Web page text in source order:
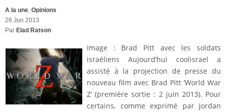
A la une, Opinions
26 Jun 2013
Par Elad Ratson
Image : Brad Pitt avec les soldats
israéliens Aujourd’hui coolisrael a
assisté à la projection de presse du
nouveau film avec Brad Pitt ‘World War
Z‘ (première sortie : 2 juin 2013). Pour
certains, comme exprimé par Jordan